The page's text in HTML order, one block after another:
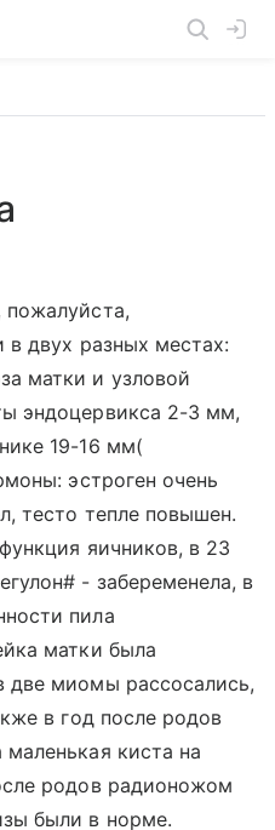
в двух разных местах:
матки и узловой
эндоцервикса 2-3 мм,
19-16 мм(
эстроген очень
тесто тепле повышен.
яичников, в 23
- забеременела, в
пила
матки была
две миомы рассосались,
в год после родов
киста на
родов радионожом
были в норме.